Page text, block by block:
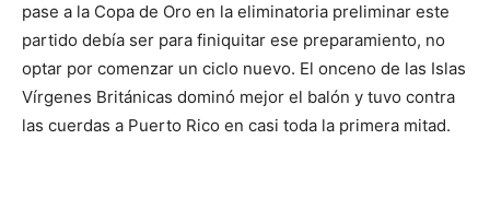
pase a la Copa de Oro en la eliminatoria preliminar este
partido debía ser para finiquitar ese preparamiento, no
optar por comenzar un ciclo nuevo. El onceno de las Islas
Vírgenes Británicas dominó mejor el balón y tuvo contra
las cuerdas a Puerto Rico en casi toda la primera mitad.